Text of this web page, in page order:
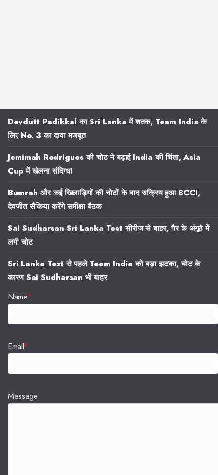
Devdutt Padikkal का Sri Lanka में शतक, Team India के
लिए No. 3 का दावा मजबूत
Jemimah Rodrigues की चोट ने बढ़ाई India की चिंता, Asia
Cup में खेलना संदिग्ध!
Bumrah और कई खिलाड़ियों की चोटों के बाद सक्रिय हुआ BCCI,
देवजीत सैकिया करेंगे समीक्षा बैठक
Sai Sudharsan Sri Lanka Test सीरीज से बाहर, पैर के अंगूठे में
लगी चोट
Sri Lanka Test से पहले Team India को बड़ा झटका, चोट के
कारण Sai Sudharsan भी बाहर
Name*
Email*
Message